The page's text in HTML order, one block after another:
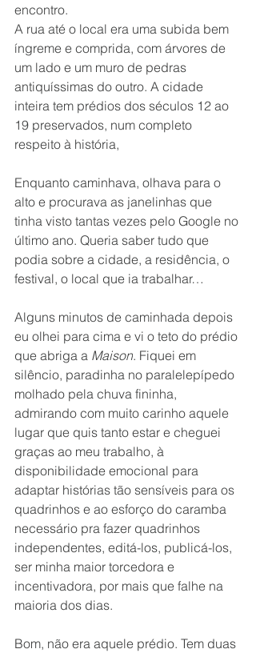
encontro.
A rua até o local era uma subida bem
íngreme e comprida, com árvores de
um lado e um muro de pedras
antiquíssimas do outro. A cidade
inteira tem prédios dos séculos 12 ao
19 preservados, num completo
respeito à história,
Enquanto caminhava, olhava para o
alto e procurava as janelinhas que
tinha visto tantas vezes pelo Google no
último ano. Queria saber tudo que
podia sobre a cidade, a residência, o
festival, o local que ia trabalhar…
Alguns minutos de caminhada depois
eu olhei para cima e vi o teto do prédio
que abriga a Maison. Fiquei em
silêncio, paradinha no paralelepípedo
molhado pela chuva fininha,
admirando com muito carinho aquele
lugar que quis tanto estar e cheguei
graças ao meu trabalho, à
disponibilidade emocional para
adaptar histórias tão sensíveis para os
quadrinhos e ao esforço do caramba
necessário pra fazer quadrinhos
independentes, editá-los, publicá-los,
ser minha maior torcedora e
incentivadora, por mais que falhe na
maioria dos dias.
Bom, não era aquele prédio. Tem duas